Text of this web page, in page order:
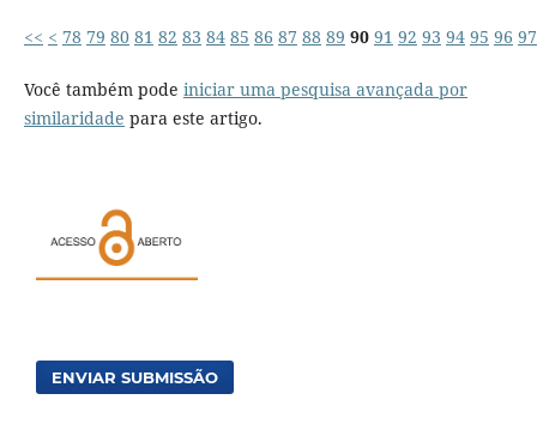
<< < 78 79 80 81 82 83 84 85 86 87 88 89 90 91 92 93 94 95 96 97
Você também pode iniciar uma pesquisa avançada por
similaridade para este artigo.
ENVIAR SUBMISSÃO